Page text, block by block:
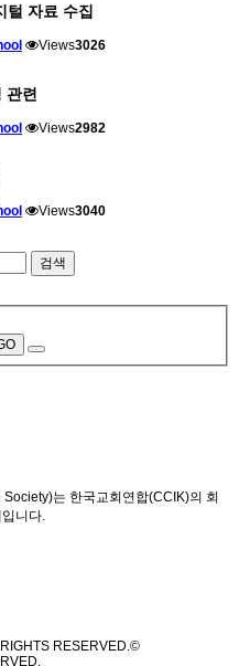
털 자료 수집
Views3026
관련
Views2982
Views3040
검색
는 한국교회연합(CCIK)의 회
니다.
RESERVED.©